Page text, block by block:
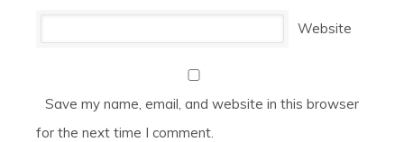
Website
Save my name, email, and website in this browser
for the next time I comment.